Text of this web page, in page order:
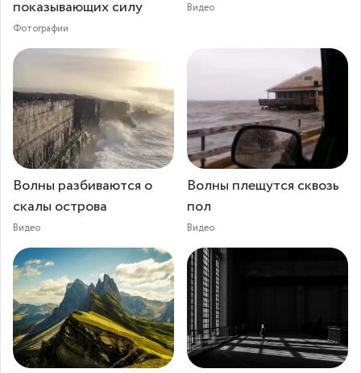
показывающих силу
Фотографии
Видео
Волны разбиваются о
скалы острова
Видео
Волны плещутся сквозь
пол
Видео